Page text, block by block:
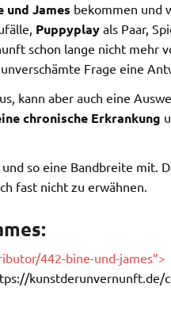
und James bekommen und
Puppyplayals Paar,
schon lange nicht mehr
Frage eine
kann aber auch eine
chronische Erkrankung
so eine Bandbreite mit.
fast nicht zu erwähnen.
:
442-bine-und-james“>
kunstderunvernunft.de/